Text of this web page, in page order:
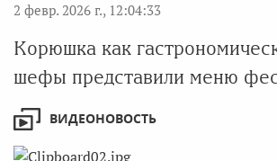
2 февр. 2026 г., 12:04:33
Корюшка как
шефы представили меню
ВИДЕОНОВОСТЬ